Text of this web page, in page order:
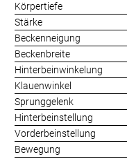
Körpertiefe
Stärke
Beckenneigung
Beckenbreite
Hinterbeinwinkelung
Klauenwinkel
Sprunggelenk
Hinterbeinstellung
Vorderbeinstellung
Bewegung